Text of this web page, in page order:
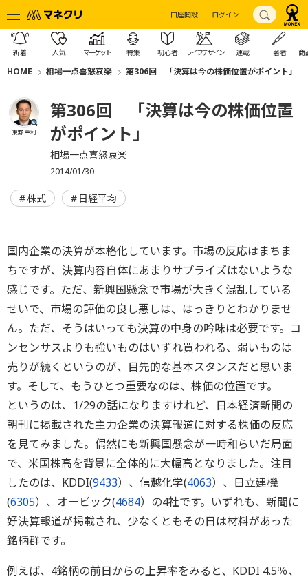
口座開設 ログイン
新着 人気 マーケット 特集 初心者 ライフデザイン 連載 著者 商
HOME 相場一点喜怒哀楽 第306回 「決算は今の株価位置がポイント」
東野 幸利
第306回 「決算は今の株価位置
がポイント」
相場一点喜怒哀楽
2014/01/30
株式 日経平均
国内企業の決算が本格化しています。市場の反応はまちま
ちですが、決算内容自体にあまりサプライズはないような
感じです。ただ、新興国懸念で市場が大きく混乱している
せいで、市場の評価の良し悪しは、はっきりとわかりませ
ん。ただ、そうはいっても決算の中身の吟味は必要です。コ
ンセンサスよりも強いものはいずれ買われる、弱いものは
売りが続くというのが、目先的な基本スタンスだと思いま
す。そして、もうひとつ重要なのは、株価の位置です。
というのは、1/29の話になりますけれど、日本経済新聞の
朝刊に掲載された主力企業の決算報道に対する株価の反応
を見てみました。偶然にも新興国懸念が一時和らいだ局面
で、米国株高を背景に全体的に大幅高となりました。注目
したのは、KDDI(9433）、信越化学(4063）、日立建機
(6305）、オービック(4684）の4社です。いずれも、新聞に
好決算報道が掲載され、少なくともその日は材料があった
銘柄群です。
例えば、4銘柄の前日からの上昇率をみると、KDDI 4.5％、